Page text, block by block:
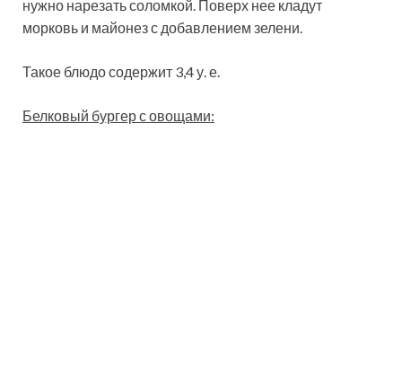
нужно нарезать соломкой. Поверх нее кладут
морковь и майонез с добавлением зелени.
Такое блюдо содержит 3,4 у. е.
Белковый бургер с овощами: